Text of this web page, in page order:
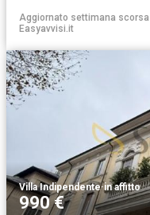
Aggiornato settimana scorsa
Easyavvisi.it
Villa Indipendente·in affitto
990 €